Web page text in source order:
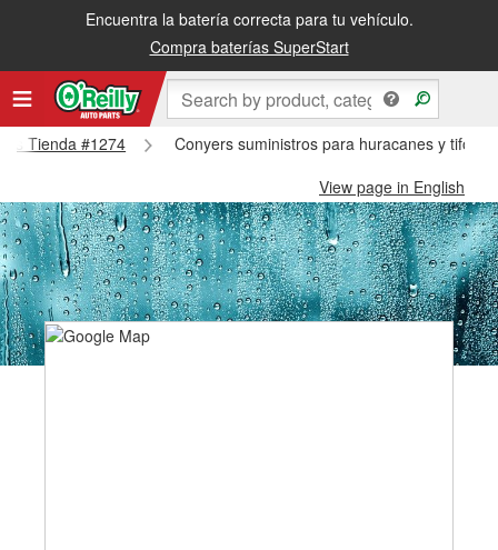
Encuentra la batería correcta para tu vehículo.
Compra baterías SuperStart
Tienda #1274
Conyers suministros para huracanes y
View page in English